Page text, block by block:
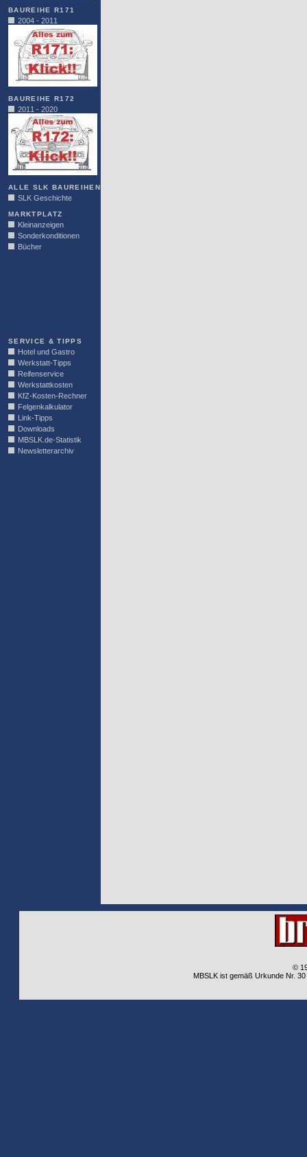
BAUREIHE R171
2004 - 2011
BAUREIHE R172
2011 - 2020
ALLE SLK BAUREIHEN
SLK Geschichte
MARKTPLATZ
Kleinanzeigen
Sonderkonditionen
Bücher
SERVICE & TIPPS
Hotel und Gastro
Werkstatt-Tipps
Reifenservice
Werkstattkosten
KfZ-Kosten-Rechner
Felgenkalkulator
Link-Tipps
Downloads
MBSLK.de-Statistik
Newsletterarchiv
©
MBSLK ist gemäß Urkunde Nr.